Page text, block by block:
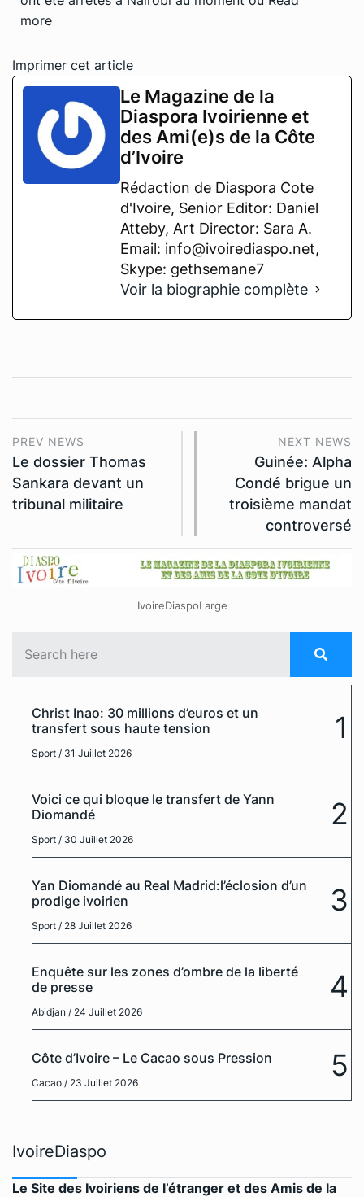
more
Imprimer cet article
Le Magazine de la
Diaspora Ivoirienne et
des Ami(e)s de la Côte
d’Ivoire
Rédaction de Diaspora Cote
d'Ivoire, Senior Editor: Daniel
Atteby, Art Director: Sara A.
Email: info@ivoirediaspo.net,
Skype: gethsemane7
Voir la biographie complète
PREV NEWS
Le dossier Thomas
Sankara devant un
tribunal militaire
NEXT NEWS
Guinée: Alpha
Condé brigue un
troisième mandat
controversé
IvoireDiaspoLarge
Christ Inao: 30 millions d’euros et un
transfert sous haute tension
Sport / 31 Juillet 2026
1
Voici ce qui bloque le transfert de Yann
Diomandé
Sport / 30 Juillet 2026
2
Yan Diomandé au Real Madrid:l’éclosion d’un
prodige ivoirien
Sport / 28 Juillet 2026
3
Enquête sur les zones d’ombre de la liberté
de presse
Abidjan / 24 Juillet 2026
4
Côte d’Ivoire – Le Cacao sous Pression
Cacao / 23 Juillet 2026 5
IvoireDiaspo
Le Site des Ivoiriens de l’étranger et des Amis de la